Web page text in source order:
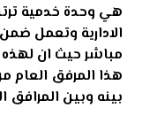
هي وحدة خدمية
الادارية وتعمل
مباشر حيث ان لهذه
هذا المرفق العام
بينه وبين المرافق